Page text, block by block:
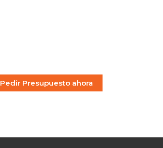
Pedir Presupuesto ahora